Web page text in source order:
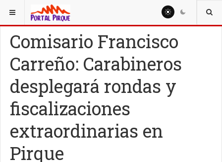
ESTÁ AQUÍ: NOTICIAS
Comisario Francisco
Carreño: Carabineros
desplegará rondas y
fiscalizaciones
extraordinarias en
Pirque